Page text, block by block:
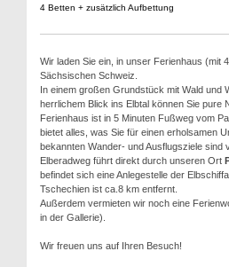
4 Betten + zusätzlich Aufbettung
Wir laden Sie ein, in unser Ferienhaus (mit
Sächsischen Schweiz.
In einem großen Grundstück mit Wald und
herrlichem Blick ins Elbtal können Sie pure
Ferienhaus ist in 5 Minuten Fußweg vom
bietet alles, was Sie für einen erholsamen
bekannten Wander- und Ausflugsziele sind
Elberadweg führt direkt durch unseren Ort
befindet sich eine Anlegestelle der
Tschechien ist ca.8 km entfernt.
Außerdem vermieten wir noch eine
in der Gallerie).
Wir freuen uns auf Ihren Besuch!